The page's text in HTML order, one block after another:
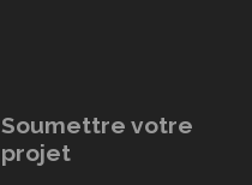
Soumettre votre
projet